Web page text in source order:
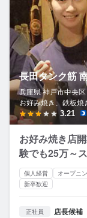
長田タンク筋
兵庫県 神戸市中央区
お好み焼き、鉄板焼
3.21
お好み焼き店
験でも25万～
個人経営 オープニ
新卒歓迎
正社員 店長候補